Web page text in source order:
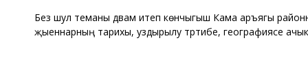
Без шул теманы дәвам итеп көнчыгыш Кама аръягы
җыеннарның тарихы, уздырылу тәртибе, географиясе ачык